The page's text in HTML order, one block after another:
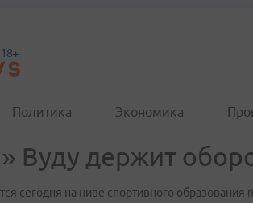
Политика Экономика
Вуду держит
сегодня на ниве спортивного